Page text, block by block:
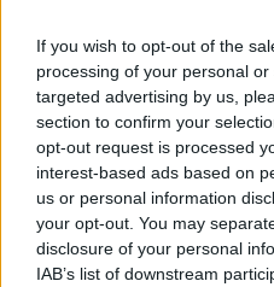
If you wish to opt-out of the
processing of your personal
targeted advertising by us,
section to confirm your
opt-out request is processed
interest-based ads based on
us or personal information
your opt-out. You may
disclosure of your personal
IAB’s list of downstream
Star Wars kánon
fénykora
| 2021.09.25 19:50
Folytatjuk a Star Wars kánon
pedig az épp legfrissebb
mesélünk nektek.